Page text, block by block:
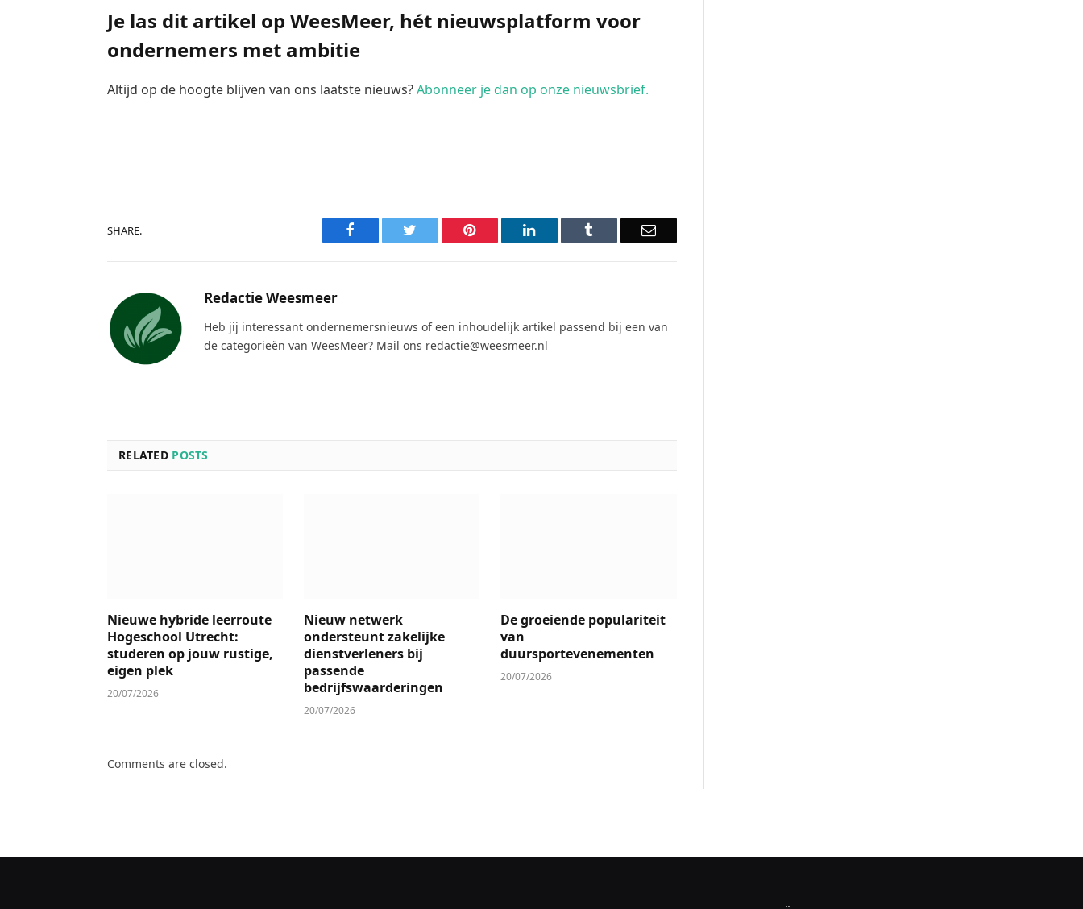
Je las dit artikel op WeesMeer, hét nieuwsplatform voor
ondernemers met ambitie
Altijd op de hoogte blijven van ons laatste nieuws?Abonneer je dan op onze nieuwsbrief.
SHARE. Facebook Pinterest LinkedIn Email
Redactie Weesmeer
Heb jij interessant ondernemersnieuws of een inhoudelijk artikel passend bij een van
de categorieën van WeesMeer? Mail ons redactie@weesmeer.nl
RELATED POSTS
Nieuwe hybride leerroute
Hogeschool Utrecht:
studeren op jouw rustige,
eigen plek
20/07/2026
Nieuw netwerk
ondersteunt zakelijke
dienstverleners bij
passende
bedrijfswaarderingen
20/07/2026
De groeiende populariteit
van
duursportevenementen
20/07/2026
Comments are closed.